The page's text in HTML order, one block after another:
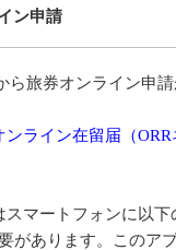
ン申請
ら旅券オンライン申
ンライン在留届（ORR
マートフォンに以下
があります。このア